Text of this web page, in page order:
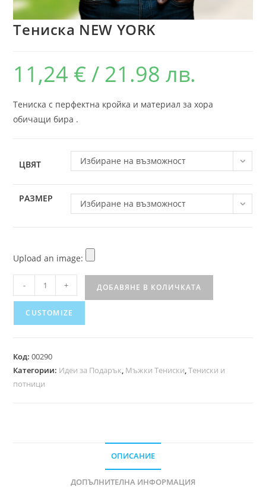
Тениска NEW YORK
11,24 € / 21.98 лв.
Тениска с перфектна кройка и материал за хора
обичащи бира .
ЦВЯТ Избиране на възможност
РАЗМЕР Избиране на възможност
Upload an image:
- + ДОБАВЯНЕ В КОЛИЧКАТА
CUSTOMIZE
Код:00290
Категории: Идеи за Подарък, Мъжки Тениски,Тениски и
потници
ОПИСАНИЕ
ДОПЪЛНИТЕЛНА ИНФОРМАЦИЯ